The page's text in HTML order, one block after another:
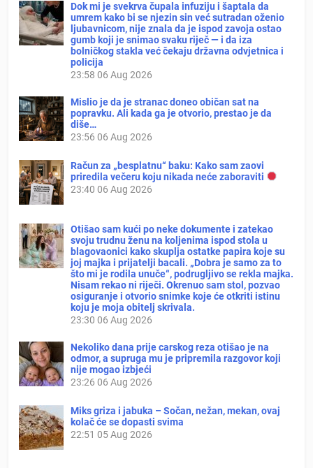
Dok mi je svekrva čupala infuziju i šaptala da
umrem kako bi se njezin sin već sutradan oženio
ljubavnicom, nije znala da je ispod zavoja ostao
gumb koji je snimao svaku riječ — i da iza
bolničkog stakla već čekaju državna odvjetnica i
policija
23:58 06 Aug 2026
Mislio je da je stranac doneo običan sat na
popravku. Ali kada ga je otvorio, prestao je da
diše…
23:56 06 Aug 2026
Račun za „besplatnu“ baku: Kako sam zaovi
priredila večeru koju nikada neće zaboraviti
23:40 06 Aug 2026
Otišao sam kući po neke dokumente i zatekao
svoju trudnu ženu na koljenima ispod stola u
blagovaonici kako skuplja ostatke papira koje su
joj majka i prijatelji bacali. „Dobra je samo za to
što mi je rodila unuče“, podrugljivo se rekla majka.
Nisam rekao ni riječi. Okrenuo sam stol, pozvao
osiguranje i otvorio snimke koje će otkriti istinu
koju je moja obitelj skrivala.
23:30 06 Aug 2026
Nekoliko dana prije carskog reza otišao je na
odmor, a supruga mu je pripremila razgovor koji
nije mogao izbjeći
23:26 06 Aug 2026
Miks griza i jabuka – Sočan, nežan, mekan, ovaj
kolač će se dopasti svima
22:51 05 Aug 2026